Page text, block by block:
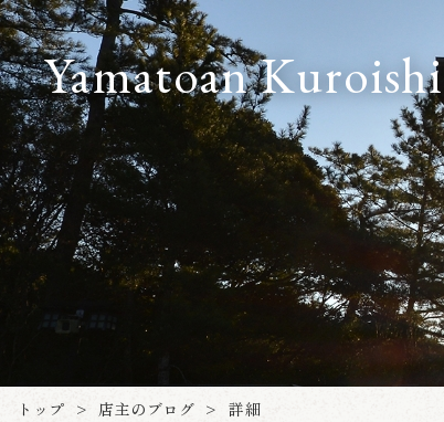
Yamatoan Kuroishi
トップ > 店主のブログ > 詳細